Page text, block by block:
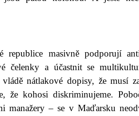
republice masivně podporují
čelenky a účastnit se
nátlakové dopisy, že musí
že kohosi diskriminujeme.
manažery – se v Maďarsku